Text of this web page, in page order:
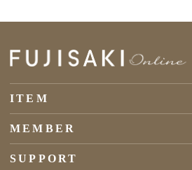
ITEM
MEMBER
SUPPORT